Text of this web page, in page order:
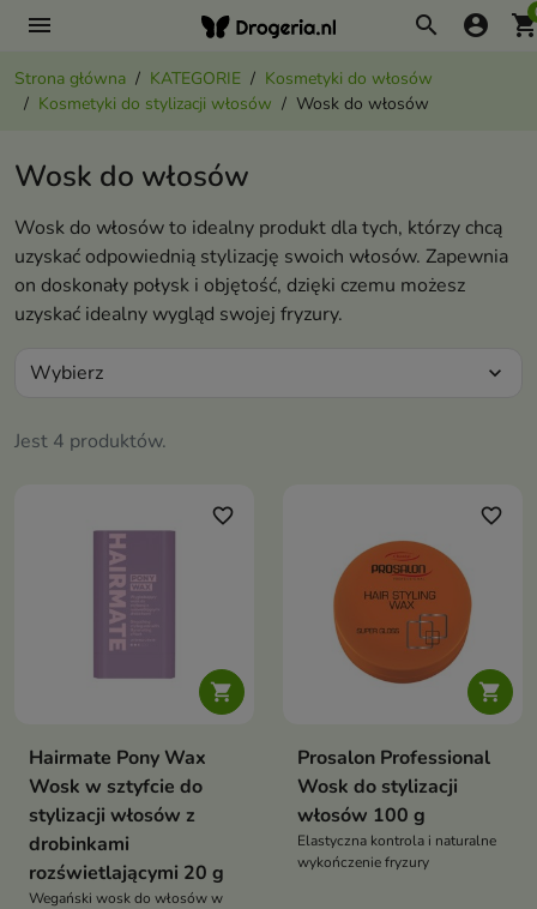
menu search account_circle
Strona główna KATEGORIE
Kosmetyki do włosów
Kosmetyki do stylizacji włosów
Wosk do włosów
Wosk do włosów
Wosk do włosów to idealny produkt dla tych, którzy chcą
uzyskać odpowiednią stylizację swoich włosów. Zapewnia
on doskonały połysk i objętość, dzięki czemu możesz
uzyskać idealny wygląd swojej fryzury.
Jest 4 produktów.
Wybierz expand_more

favorite_border
Hairmate Pony Wax
Wosk w sztyfcie do
stylizacji włosów z
drobinkami
rozświetlającymi 20 g
Wegański wosk do włosów w

favorite_border
Prosalon Professional
Wosk do stylizacji
włosów 100 g
Elastyczna kontrola i naturalne
wykończenie fryzury